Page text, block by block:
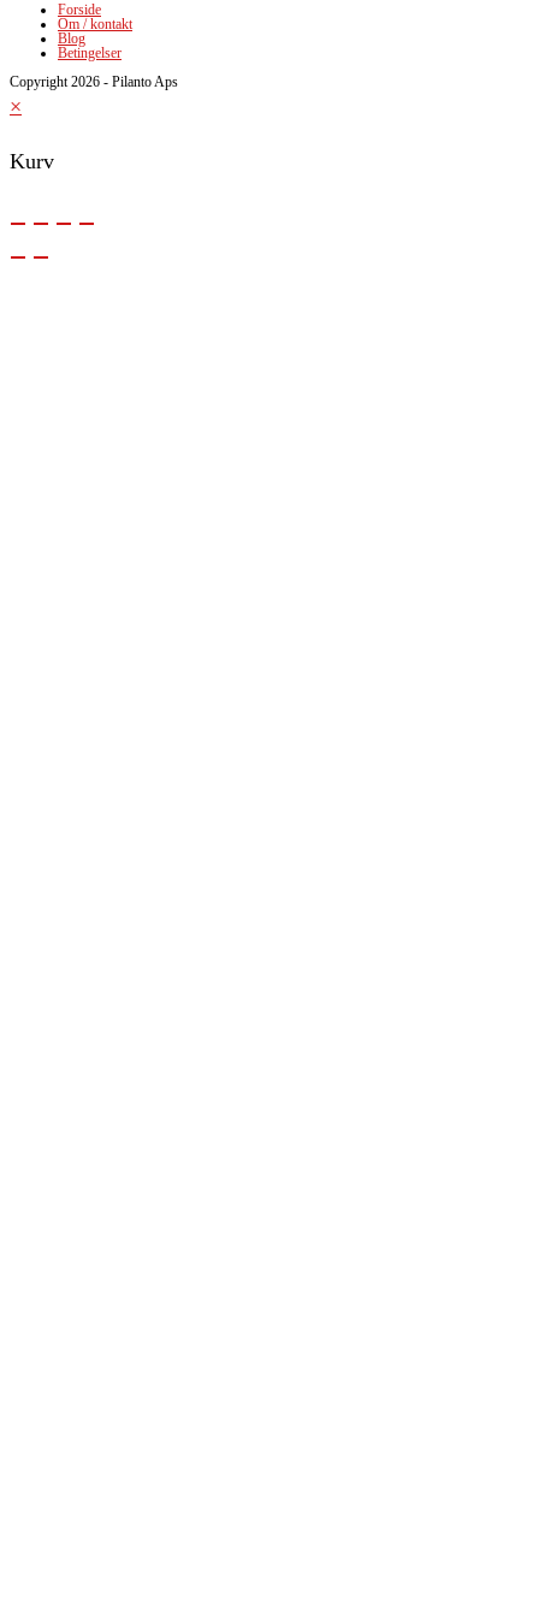
Forside
Om / kontakt
Blog
Betingelser
Copyright 2026 - Pilanto Aps
×
Kurv